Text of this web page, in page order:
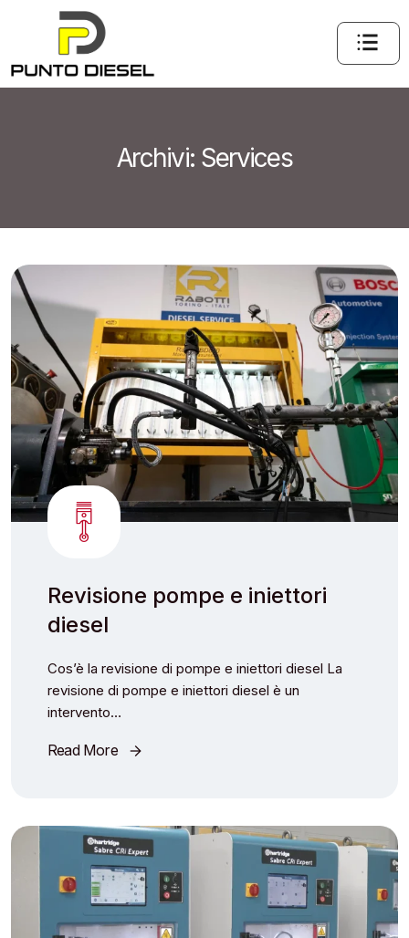
Archivi: Services
Revisione pompe e iniettori
diesel
Cos’è la revisione di pompe e iniettori diesel La
revisione di pompe e iniettori diesel è un
intervento…
Read More